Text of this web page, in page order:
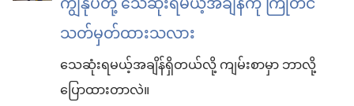
သတ်မှတ်ထားသလား
သေဆုံးရမယ့်အချိန်ရှိတယ်လို့ ကျမ်းစာမှာ ဘာလို့
ပြောထားတာလဲ။